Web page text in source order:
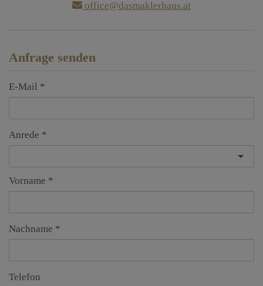
office@dasmaklerhaus.at
Anfrage senden
E-Mail
Anrede
Vorname
Nachname
Telefon